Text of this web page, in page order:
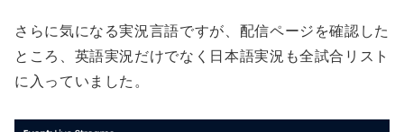
さらに気になる実況言語ですが、配信ページを確認した
ところ、英語実況だけでなく日本語実況も全試合リスト
に入っていました。